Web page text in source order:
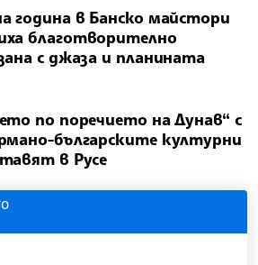
година в Банско майстори
благотворително
с джаза и планината
по поречието на Дунав“ с
българските културни
в Русе